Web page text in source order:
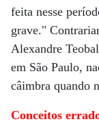
feita nesse
grave."
Alexandre
em São Paulo,
câimbra quando
Conceitos